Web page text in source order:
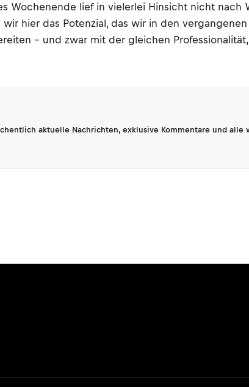
Wochenende lief in vielerlei Hinsicht nicht nach
hier das Potenzial, das wir in den
– und zwar mit der gleichen
aktuelle Nachrichten, exklusive Kommentare und alle